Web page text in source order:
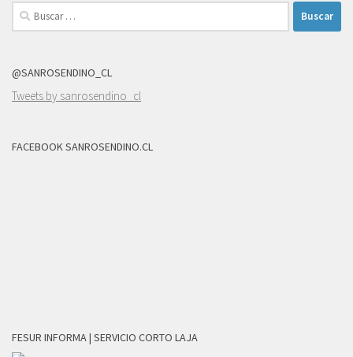
Buscar:
@SANROSENDINO_CL
Tweets by sanrosendino_cl
FACEBOOK SANROSENDINO.CL
FESUR INFORMA | SERVICIO CORTO LAJA